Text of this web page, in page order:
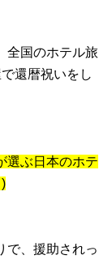
全国のホテル旅
還暦祝いをし
選ぶ日本のホテ
で、援助されっ